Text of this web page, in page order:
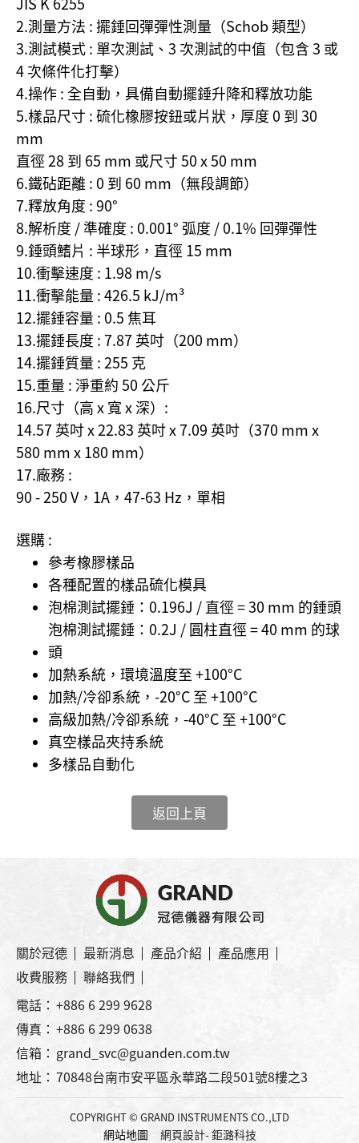
2.測量方法 : 擺錘回彈彈性測量（Schob 類型）
3.測試模式 : 單次測試、3 次測試的中值（包含 3 或
4 次條件化打擊）
4.操作 : 全自動，具備自動擺錘升降和釋放功能
5.樣品尺寸 : 硫化橡膠按鈕或片狀，厚度 0 到 30
mm
直徑 28 到 65 mm 或尺寸 50 x 50 mm
6.鐵砧距離 : 0 到 60 mm（無段調節）
7.釋放角度 : 90°
8.解析度 / 準確度 : 0.001° 弧度 / 0.1% 回彈彈性
9.錘頭鰭片 : 半球形，直徑 15 mm
10.衝擊速度 : 1.98 m/s
11.衝擊能量 : 426.5 kJ/m³
12.擺錘容量 : 0.5 焦耳
13.擺錘長度 : 7.87 英吋（200 mm）
14.擺錘質量 : 255 克
15.重量 : 淨重約 50 公斤
16.尺寸（高 x 寬 x 深）:
14.57 英吋 x 22.83 英吋 x 7.09 英吋（370 mm x
580 mm x 180 mm）
17.廠務 :
90 - 250 V，1A，47-63 Hz，單相
選購 :
參考橡膠樣品
各種配置的樣品硫化模具
泡棉測試擺錘：0.196J / 直徑 = 30 mm 的錘頭
泡棉測試擺錘：0.2J / 圓柱直徑 = 40 mm 的球
頭
加熱系統，環境溫度至 +100°C
加熱/冷卻系統，-20°C 至 +100°C
高級加熱/冷卻系統，-40°C 至 +100°C
真空樣品夾持系統
多樣品自動化
返回上頁
關於冠德 最新消息 產品介紹
產品應用
收費服務
聯絡我們
電話： +886 6 299 9628
傳真： +886 6 299 0638
信箱： grand_svc@guanden.com.tw
地址： 70848台南市安平區永華路二段501號8樓之3
COPYRIGHT © GRAND INSTRUMENTS CO.,LTD
網站地圖 網頁設計- 鉅潞科技